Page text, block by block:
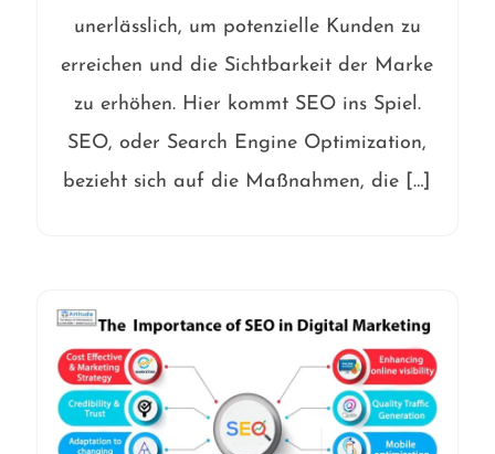
unerlässlich, um potenzielle Kunden zu
erreichen und die Sichtbarkeit der Marke
zu erhöhen. Hier kommt SEO ins Spiel.
SEO, oder Search Engine Optimization,
bezieht sich auf die Maßnahmen, die […]